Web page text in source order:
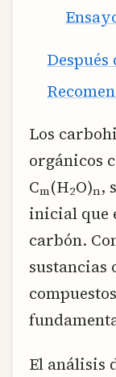
Los
orgánicos
Cm(H2O)n,
inicial que
carbón.
sustancias
El análisis